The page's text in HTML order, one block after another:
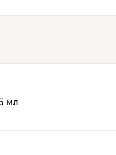
мл